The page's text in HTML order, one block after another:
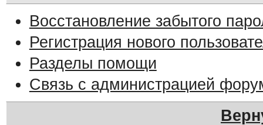
Восстановление забытого
Регистрация нового
Разделы помощи
Связь с администрацией